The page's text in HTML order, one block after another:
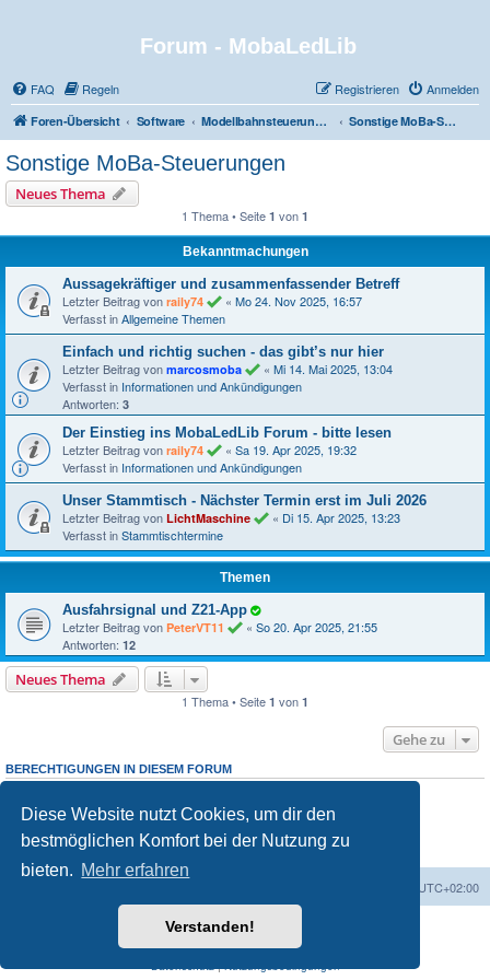
Diese Website nutzt Cookies, um dir den
bestmöglichen Komfort bei der Nutzung zu
bieten. Mehr erfahren
Verstanden!
Forum - MobaLedLib
FAQ Regeln Anmelden
Registrieren
Foren-Übersicht Software Modellbahnsteuerungen Sonstige MoBa-Steuerungen
Sonstige MoBa-Steuerungen
Neues Thema
1 Thema • Seite 1 von 1
Bekanntmachungen
Aussagekräftiger und zusammenfassender Betreff
Letzter Beitrag von raily74 « Mo 24. Nov 2025, 16:57
Verfasst inAllgemeine Themen
Einfach und richtig suchen - das gibt’s nur hier
Letzter Beitrag von marcosmoba « Mi 14. Mai 2025, 13:04
Verfasst in Informationen und Ankündigungen
Antworten: 3
Der Einstieg ins MobaLedLib Forum - bitte lesen
Letzter Beitrag von raily74 « Sa 19. Apr 2025, 19:32
Verfasst in Informationen und Ankündigungen
Unser Stammtisch - Nächster Termin erst im Juli 2026
Letzter Beitrag von LichtMaschine « Di 15. Apr 2025, 13:23
Verfasst inStammtischtermine
Themen
Ausfahrsignal und Z21-App
Letzter Beitrag von PeterVT11 « So 20. Apr 2025, 21:55
Antworten: 12
Neues Thema
1 Thema • Seite 1 von 1
Gehe zu
BERECHTIGUNGEN IN DIESEM FORUM
Du darfst
neuen Themen in diesem Forum erstellen.
keine
Du darfst deine Beiträge in diesem Forumnichtändern.
Du darfst deine Beiträge in diesem Forum nicht löschen.
Du darfst keineDateianhänge in diesem Forum erstellen.
UTC+02:00
Powered byphpBB® Forum Software © phpBB Limited
Deutsche Übersetzung durchphpBB.de